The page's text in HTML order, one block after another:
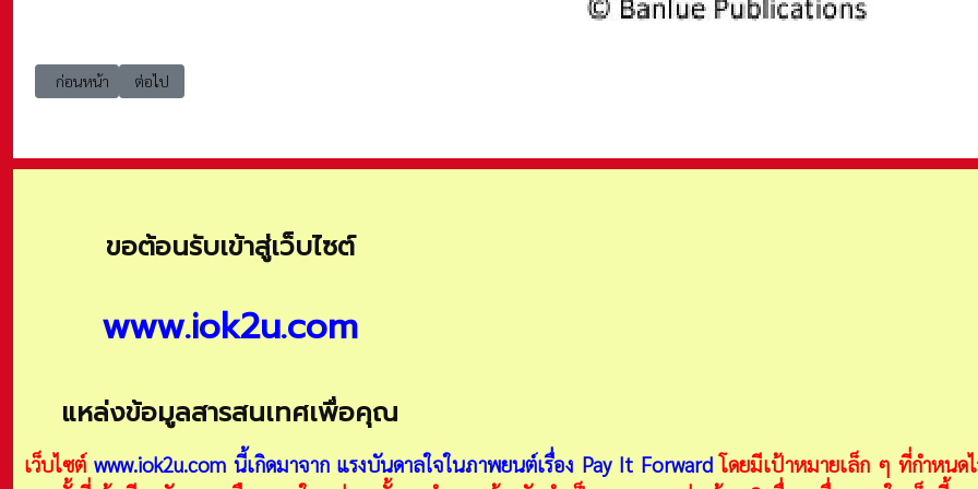
เนื้อหาก่อนหน้า: e-book สืบทอดปณิธานอุดมการณ์มอดินแดง ประจำปี 2565
ก่อนหน้า เนื้อหาถัดไป: E-Book หนังสือ Best Practices & Lessons Learned การใช้ระบบเทคโนโลยีสารสนเทศเพื่อการจัดการระบบโลจิสติกส์ DRP,
ต่อไป
ขอต้อนรับเข้าสู่เว็บไซต์
www.iok2u.com
แหล่งข้อมูลสารสนเทศเพื่อคุณ
เว็บไซต์ www.iok2u.comนี้เกิดมาจาก แรงบันดาลใจในภาพยนต์เรื่อง Pay It Forwardโดยมีเป้าหมายเล็ก ๆ ที่กำหนดไ